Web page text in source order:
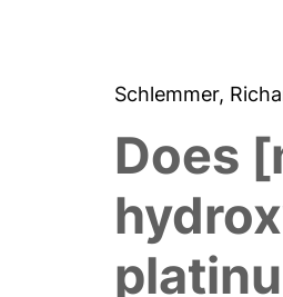
Schlemmer,
Does